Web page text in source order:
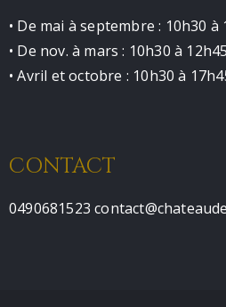
• De mai à septembre : 10h30 à
• De nov. à mars : 10h30 à
• Avril et octobre : 10h30 à
CONTACT
0490681523